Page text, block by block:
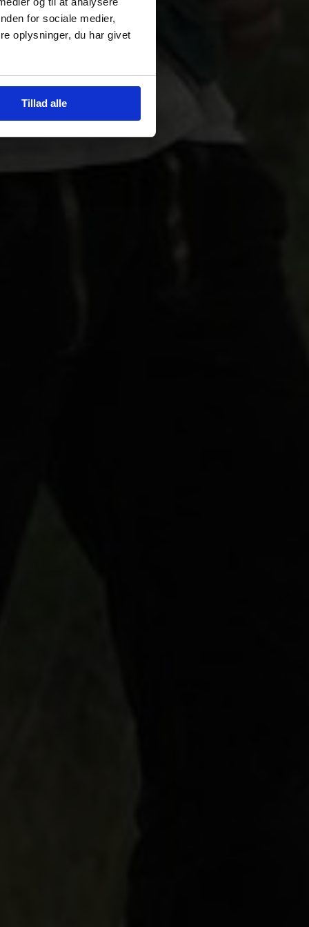
for sociale medier,
oplysninger, du har givet
Tillad alle